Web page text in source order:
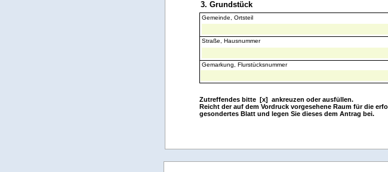
3. Grundstück
Gemeinde, Ortsteil
Straße, Hausnummer
Gemarkung, Flurstücksnummer
Zutreffendes bitte [x] ankreuzen oder ausfüllen.
Reicht der auf dem Vordruck vorgesehene Raum für die
gesondertes Blatt und legen Sie dieses dem Antrag bei.